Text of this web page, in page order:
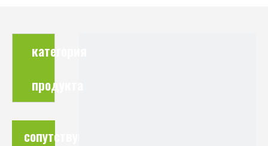
категория
продукта
сопутствующие